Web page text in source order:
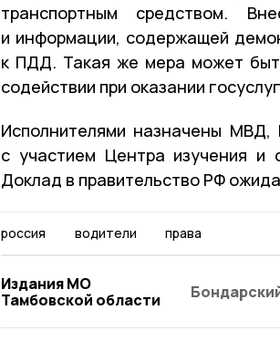
транспортным средством.
и информации, содержащей
к ПДД. Такая же мера может
содействии при оказании
Исполнителями назначены
с участием Центра изучения и
Доклад в правительство РФ
россия водители права
Издания МО
Тамбовской области